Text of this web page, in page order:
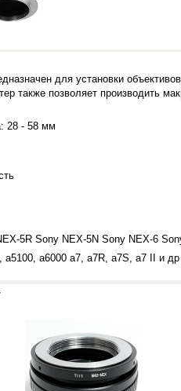
для установки
также позволяет производить
28 - 58 мм
5R Sony NEX-5N Sony NEX-6
a5100, a6000 a7, a7R, a7S, a7 II и др